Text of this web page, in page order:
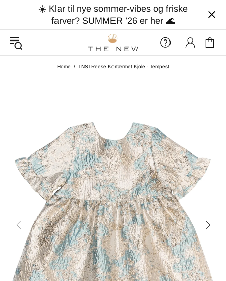
☀️ Klar til nye sommer-vibes og friske
farver? SUMMER ’26 er her 🌊
Home TNSTReese Kortærmet Kjole - Tempest